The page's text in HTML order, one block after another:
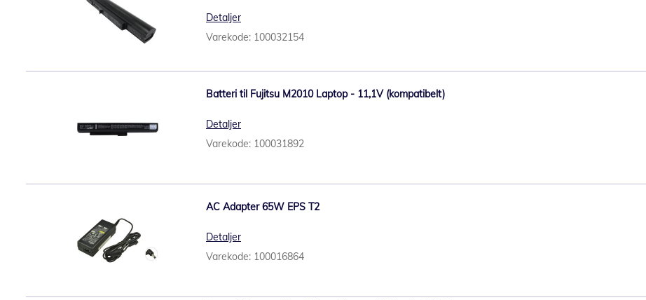
Detaljer
Varekode: 100032154
Batteri til Fujitsu M2010 Laptop - 11,1V (kompatibelt)
Detaljer
Varekode: 100031892
AC Adapter 65W EPS T2
Detaljer
Varekode: 100016864